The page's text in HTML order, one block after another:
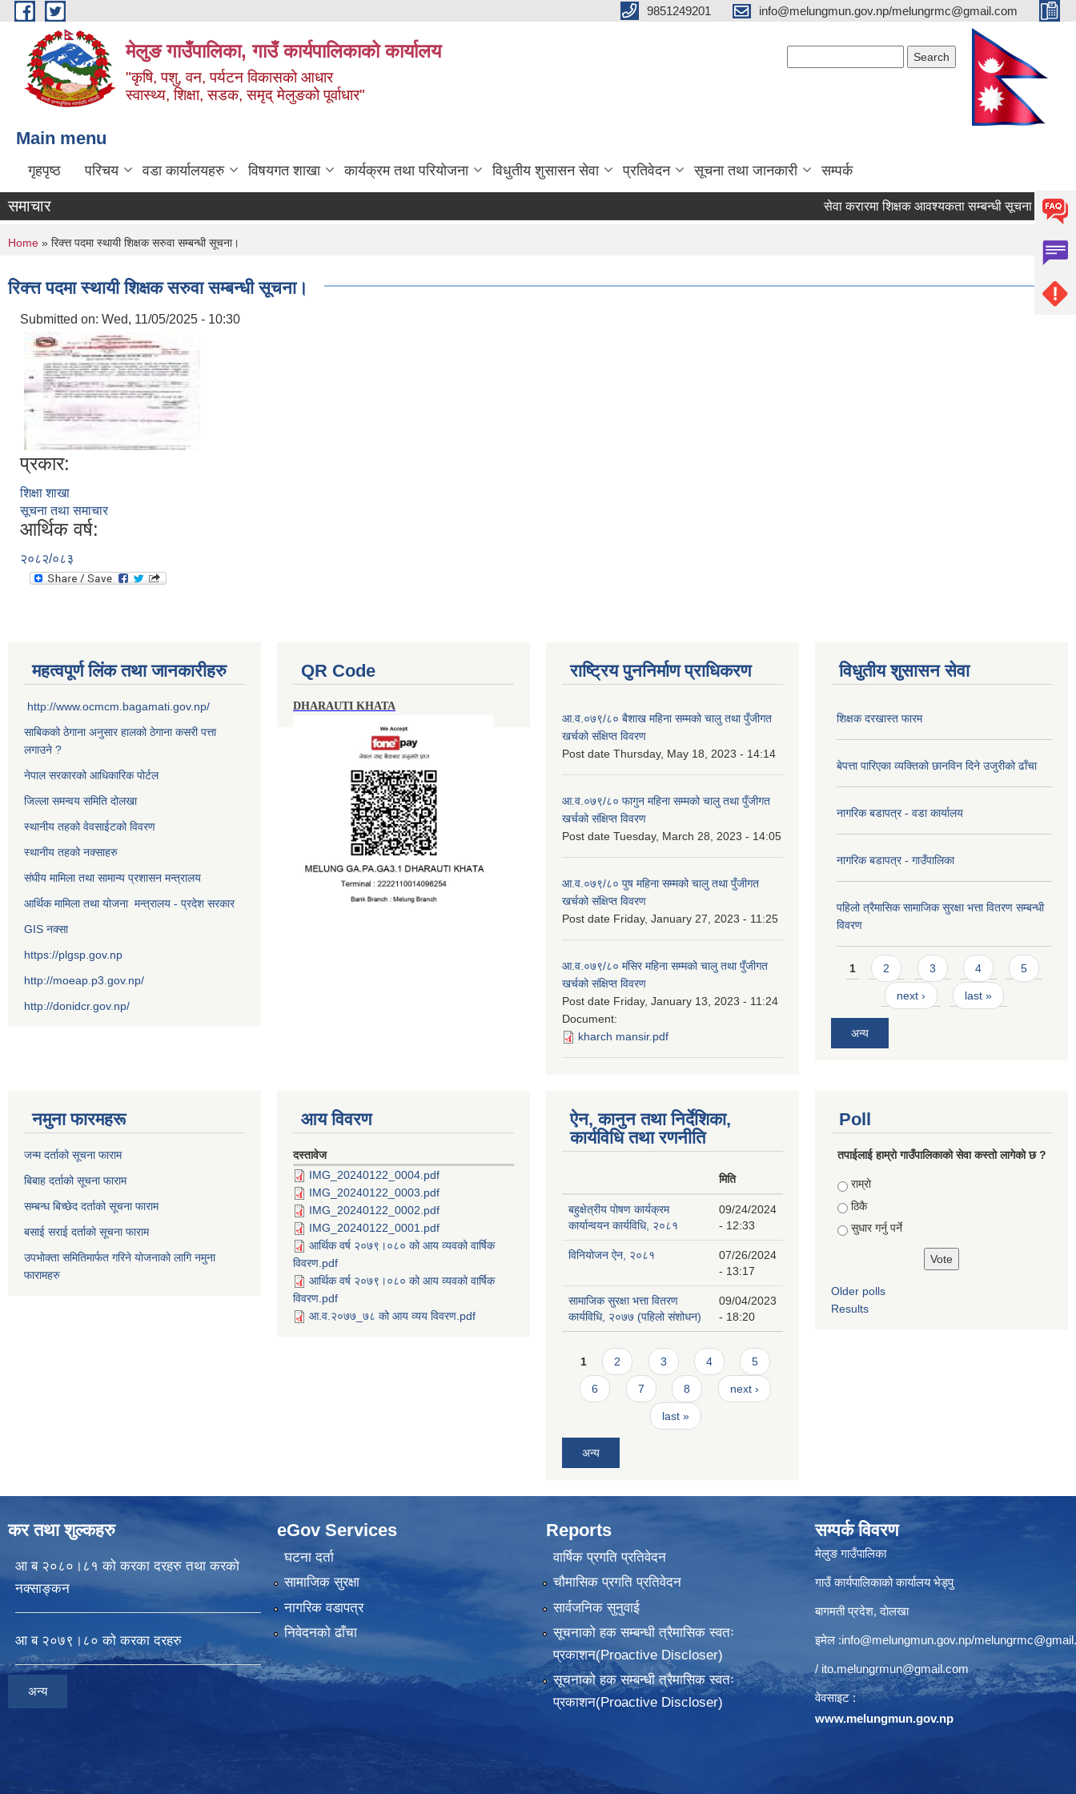
Skip to main content 9851249201 info@melungmun.gov.np/melungrmc@gmail.com
मेलुङ गाउँपालिका, गाउँ कार्यपालिकाको कार्यालय
"कृषि, पशु, वन, पर्यटन विकासको आधार
स्वास्थ्य, शिक्षा, सडक, समृद् मेलुङको पूर्वाधार"
Main menu
गृहपृष्ठ परिचय वडा कार्यालयहरु विषयगत शाखा कार्यक्रम तथा परियोजना विधुतीय शुसासन सेवा प्रतिवेदन सूचना तथा जानकारी सम्पर्क
समाचार सेवा करारमा शिक्षक आवश्‍यकता सम्बन्धी सूचना !
You are here
Home » रिक्त्त पदमा स्थायी शिक्षक सरुवा सम्बन्धी सूचना।
रिक्त्त पदमा स्थायी शिक्षक सरुवा सम्बन्धी सूचना।
Submitted on: Wed, 11/05/2025 - 10:30
प्रकार:
शिक्षा शाखा
सूचना तथा समाचार
आर्थिक वर्ष:
२०८२/०८३
महत्वपूर्ण लिंक तथा जानकारीहरु
http://www.ocmcm.bagamati.gov.np/
साबिकको ठेगाना अनुसार हालको ठेगाना कसरी पत्ता
लगाउने ?
नेपाल सरकारको आधिकारिक पोर्टल
जिल्ला समन्वय समिति दोलखा
स्थानीय तहको वेवसाईटको विवरण
स्थानीय तहको नक्साहरु
संघीय मामिला तथा सामान्य प्रशासन मन्त्रालय
आर्थिक मामिला तथा योजना मन्त्रालय - प्रदेश सरकार
GIS नक्सा
https://plgsp.gov.np
http://moeap.p3.gov.np/
http://donidcr.gov.np/
QR Code
DHARAUTI KHATA
राष्ट्रिय पुननिर्माण प्राधिकरण
आ.व.०७९/८० बैशाख महिना सम्मको चालु तथा पुँजीगत
खर्चको संक्षिप्त विवरण
Post date Thursday, May 18, 2023 - 14:14
आ.व.०७९/८० फागुन महिना सम्मको चालु तथा पुँजीगत
खर्चको संक्षिप्त विवरण
Post date Tuesday, March 28, 2023 - 14:05
आ.व.०७९/८० पुष महिना सम्मको चालु तथा पुँजीगत
खर्चको संक्षिप्त विवरण
Post date Friday, January 27, 2023 - 11:25
आ.व.०७९/८० मंसिर महिना सम्मको चालु तथा पुँजीगत
खर्चको संक्षिप्त विवरण
Post date Friday, January 13, 2023 - 11:24
Document:
kharch mansir.pdf
विधुतीय शुसासन सेवा
शिक्षक दरखास्त फारम
बेपत्ता पारिएका व्यक्तिको छानविन दिने उजुरीको ढाँचा
नागरिक बडापत्र - वडा कार्यालय
नागरिक बडापत्र - गाउँपालिका
पहिलो त्रैमासिक सामाजिक सुरक्षा भत्ता वितरण सम्बन्धी
विवरण
Pages
1 2 3 4 5
next › last »
अन्य
नमुना फारमहरू
जन्म दर्ताको सूचना फाराम
बिबाह दर्ताको सूचना फाराम
सम्बन्ध बिच्छेद दर्ताको सूचना फाराम
बसाई सराई दर्ताको सूचना फाराम
उपभोक्ता समितिमार्फत गरिने योजनाको लागि नमुना
फारामहरु
आय विवरण
दस्तावेज
IMG_20240122_0004.pdf
IMG_20240122_0003.pdf
IMG_20240122_0002.pdf
IMG_20240122_0001.pdf
आर्थिक वर्ष २०७९।०८० को आय व्यवको वार्षिक
विवरण.pdf
आर्थिक वर्ष २०७९।०८० को आय व्यवको वार्षिक
विवरण.pdf
आ.व.२०७७_७८ को आय व्यय विवरण.pdf
ऐन, कानुन तथा निर्देशिका,
कार्यविधि तथा रणनीति
मिति
बहुक्षेत्रीय पोषण कार्यक्रम
कार्यान्वयन कार्यविधि, २०८१
09/24/2024
- 12:33
विनियोजन ऐन, २०८१
07/26/2024
- 13:17
सामाजिक सुरक्षा भत्ता वितरण
कार्यविधि, २०७७ (पहिलो संशोधन)
09/04/2023
- 18:20
Pages
1 2 3 4 5
6 7 8 next ›
last »
अन्य
Poll
तपाईलाई हाम्राे गाउँपालिकाको सेवा कस्तो लागेको छ ?
Choices
राम्रो
ठिकै
सुधार गर्नु पर्ने
Older polls
Results
कर तथा शुल्कहरु
आ ब २०८०।८१ को करका दरहरु तथा करको
नक्साङ्कन
आ ब २०७९।८० को करका दरहरु
अन्य
eGov Services
घटना दर्ता
सामाजिक सुरक्षा
नागरिक वडापत्र
निवेदनकाे ढाँचा
Reports
वार्षिक प्रगति प्रतिवेदन
चौमासिक प्रगति प्रतिवेदन
सार्वजनिक सुनुवाई
सूचनाको हक सम्बन्धी त्रैमासिक स्वतः
प्रकाशन(Proactive Discloser)
सूचनाको हक सम्बन्धी त्रैमासिक स्वतः
प्रकाशन(Proactive Discloser)
सम्पर्क विवरण
मेलुङ गाउँपालिका
गाउँ कार्यपालिकाको कार्यालय भेड्पु
बागमती प्रदेश, दाेलखा
इमेल :info@melungmun.gov.np/
/ ito.melungrmun@gmail.com
वेवसाइट :
www.melungmun.gov.np